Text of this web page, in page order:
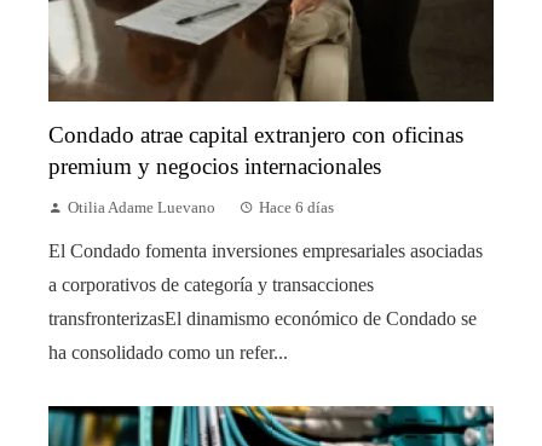
Condado atrae capital extranjero con oficinas
premium y negocios internacionales
Otilia Adame Luevano Hace 6 días
El Condado fomenta inversiones empresariales asociadas
a corporativos de categoría y transacciones
transfronterizasEl dinamismo económico de Condado se
ha consolidado como un refer...